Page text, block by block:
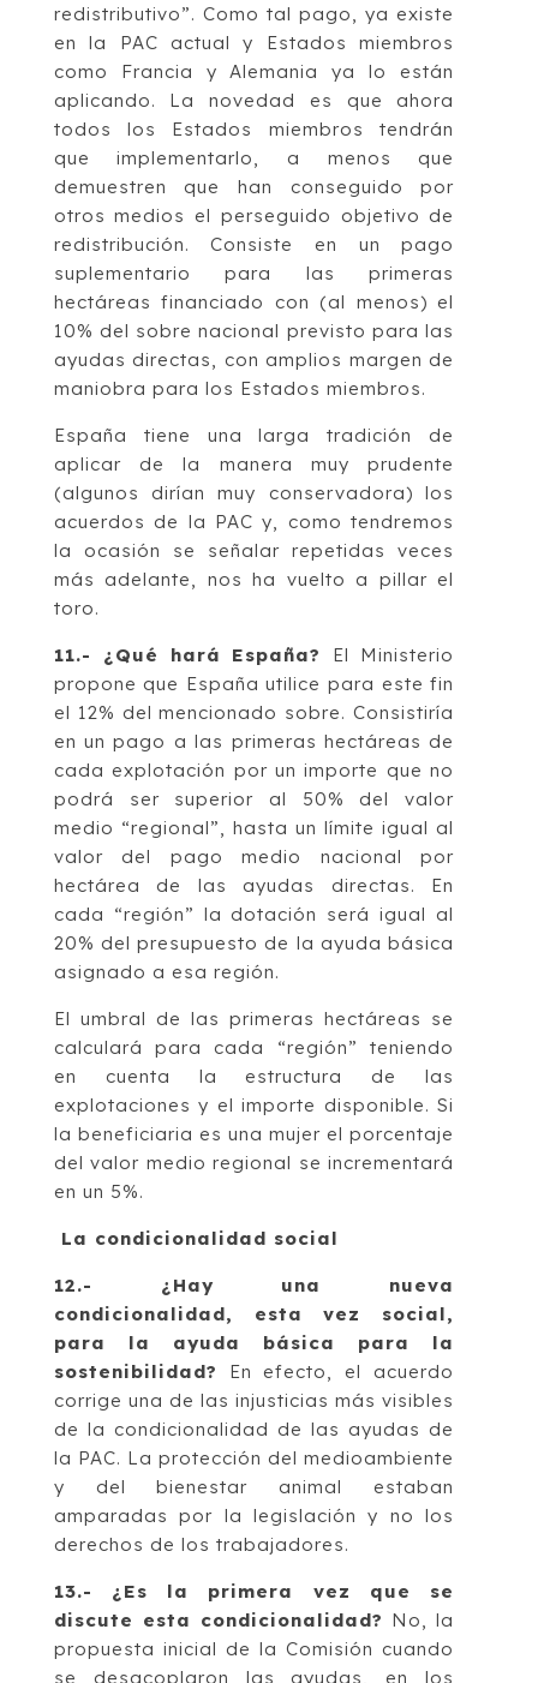
redistributivo”. Como tal pago, ya existe
en la PAC actual y Estados miembros
como Francia y Alemania ya lo están
aplicando. La novedad es que ahora
todos los Estados miembros tendrán
que implementarlo, a menos que
demuestren que han conseguido por
otros medios el perseguido objetivo de
redistribución. Consiste en un pago
suplementario para las primeras
hectáreas financiado con (al menos) el
10% del sobre nacional previsto para las
ayudas directas, con amplios margen de
maniobra para los Estados miembros.
España tiene una larga tradición de
aplicar de la manera muy prudente
(algunos dirían muy conservadora) los
acuerdos de la PAC y, como tendremos
la ocasión se señalar repetidas veces
más adelante, nos ha vuelto a pillar el
toro.
11.- ¿Qué hará España? El Ministerio
propone que España utilice para este fin
el 12% del mencionado sobre. Consistiría
en un pago a las primeras hectáreas de
cada explotación por un importe que no
podrá ser superior al 50% del valor
medio “regional”, hasta un límite igual al
valor del pago medio nacional por
hectárea de las ayudas directas. En
cada “región” la dotación será igual al
20% del presupuesto de la ayuda básica
asignado a esa región.
El umbral de las primeras hectáreas se
calculará para cada “región” teniendo
en cuenta la estructura de las
explotaciones y el importe disponible. Si
la beneficiaria es una mujer el porcentaje
del valor medio regional se incrementará
en un 5%.
La condicionalidad social
12.- ¿Hay una nueva
condicionalidad, esta vez social,
para la ayuda básica para la
sostenibilidad? En efecto, el acuerdo
corrige una de las injusticias más visibles
de la condicionalidad de las ayudas de
la PAC. La protección del medioambiente
y del bienestar animal estaban
amparadas por la legislación y no los
derechos de los trabajadores.
13.- ¿Es la primera vez que se
discute esta condicionalidad? No, la
propuesta inicial de la Comisión cuando
se desacoplaron las ayudas, en los